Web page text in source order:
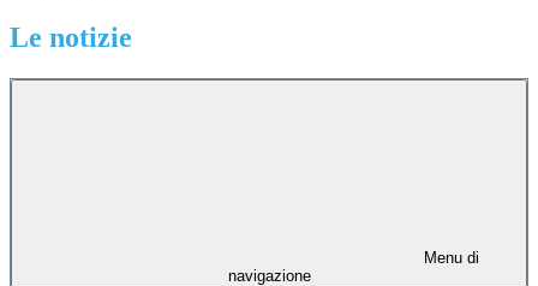
Le notizie
Menu di
navigazione